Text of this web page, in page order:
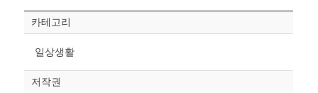
카테고리
일상생활
저작권